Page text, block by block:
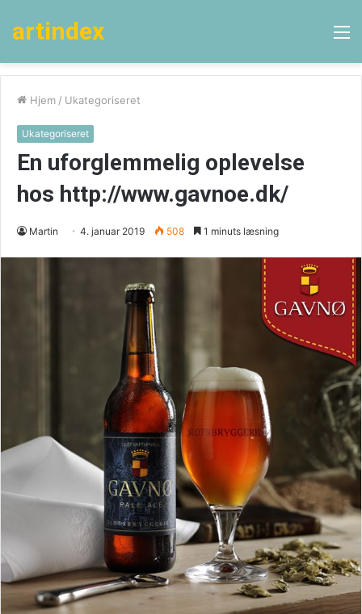
artindex
Hjem / Ukategoriseret
Ukategoriseret
En uforglemmelig oplevelse
hos http://www.gavnoe.dk/
Martin 4. januar 2019 508 1 minuts læsning